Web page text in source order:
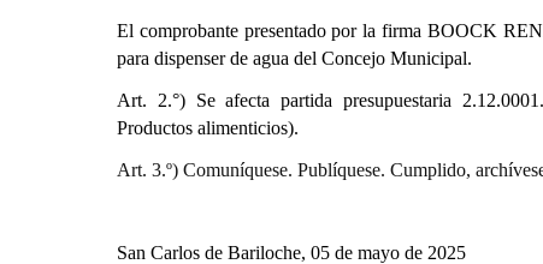
El comprobante presentado por la firma BOOCK
para dispenser de agua del Concejo Municipal.
Art. 2.°) Se afecta partida presupuestaria
Productos alimenticios).
Art. 3.º) Comuníquese. Publíquese. Cumplido,
San Carlos de Bariloche, 05 de mayo de 2025